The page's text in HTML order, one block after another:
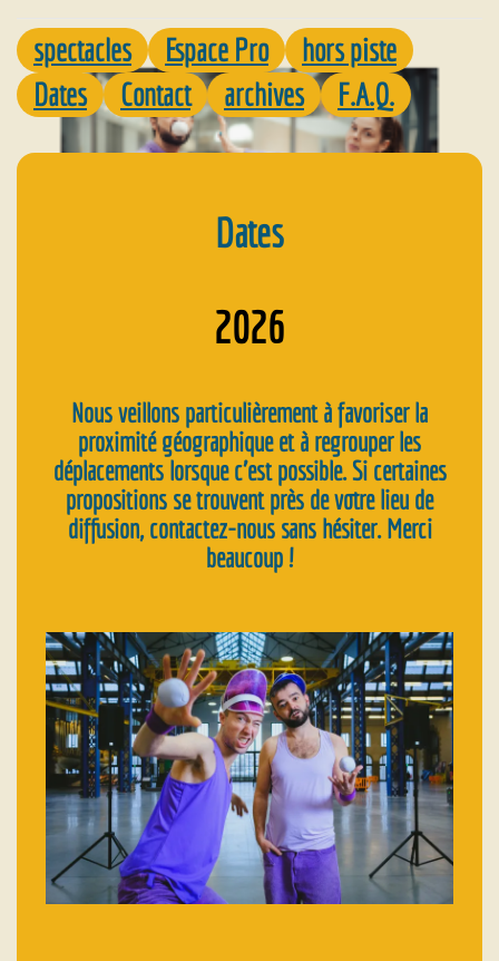
spectacles Espace Pro
hors piste
Dates
Contact archives F.A.Q.
Dates
2026
Nous veillons particulièrement à favoriser la
proximité géographique et à regrouper les
déplacements lorsque c’est possible. Si certaines
propositions se trouvent près de votre lieu de
diffusion, contactez-nous sans hésiter. Merci
beaucoup !